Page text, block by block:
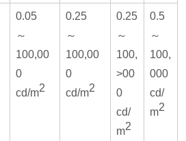
0.05
～
100,00
0
cd/m2
0.25
～
100,00
0
cd/m2
0.25
～
100,
>00
0
cd/
m2
0.5
～
100,
000
cd/
m2